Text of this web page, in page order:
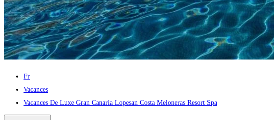
Fr
Vacances
Vacances De Luxe Gran Canaria Lopesan Costa Meloneras Resort Spa